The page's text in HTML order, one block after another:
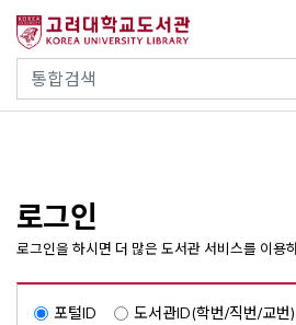
건
통합검색
사이트내 검색
로그인
로그인을 하시면 더 많은 도서관 서비스를 이용
포털ID 도서관ID(학번/직번/교번)